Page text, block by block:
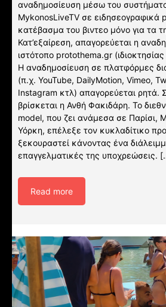
αναδημοσίευση μέσω του
MykonosLiveTV σε ειδησεογραφικά
κατέβασμα του βιντεο μόνο για τα
Κατ’εξαίρεση, απαγορεύεται η
ιστότοπο protothema.gr
Η αναδημοσίευση σε πλατφόρμες
(π.χ. YouTube, DailyMotion, Vimeo,
Instagram κτλ) απαγορεύεται ρητά.
βρίσκεται η Ανθή Φακιδάρη. Το
model, που ζει ανάμεσα σε Παρίσι,
Υόρκη, επέλεξε τον κυκλαδίτικο
ξεκουραστεί κάνοντας ένα
επαγγελματικές της υποχρεώσεις.
Read more